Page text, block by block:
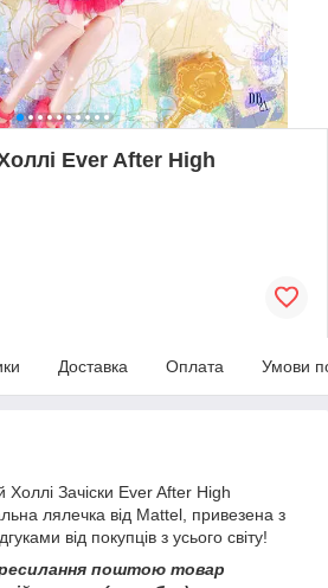
Ever After High
Доставка Оплата Умови
Зачіски Ever After High
лялечка від Mattel, привезена з
від покупців з усього світу!
поштою товар